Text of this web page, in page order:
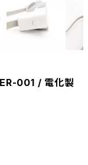
001 / 電化製